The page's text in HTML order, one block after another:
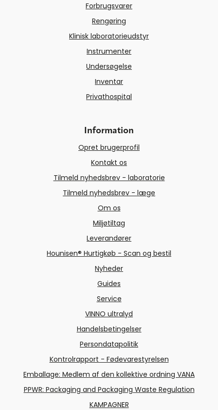
Forbrugsvarer
Rengøring
Klinisk laboratorieudstyr
Instrumenter
Undersøgelse
Inventar
Privathospital
Information
Opret brugerprofil
Kontakt os
Tilmeld nyhedsbrev - laboratorie
Tilmeld nyhedsbrev - læge
Om os
Miljøtiltag
Leverandører
Hounisen® Hurtigkøb - Scan og bestil
Nyheder
Guides
Service
VINNO ultralyd
Handelsbetingelser
Persondatapolitik
Kontrolrapport - Fødevarestyrelsen
Emballage: Medlem af den kollektive ordning VANA
PPWR: Packaging and Packaging Waste Regulation
KAMPAGNER